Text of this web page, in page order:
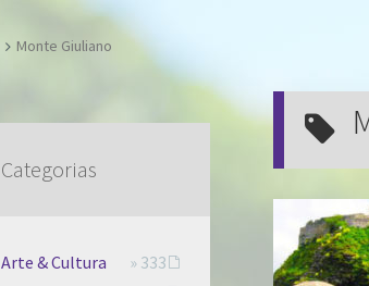
Monte Giuliano
Categorias
Arte & Cultura
» 333